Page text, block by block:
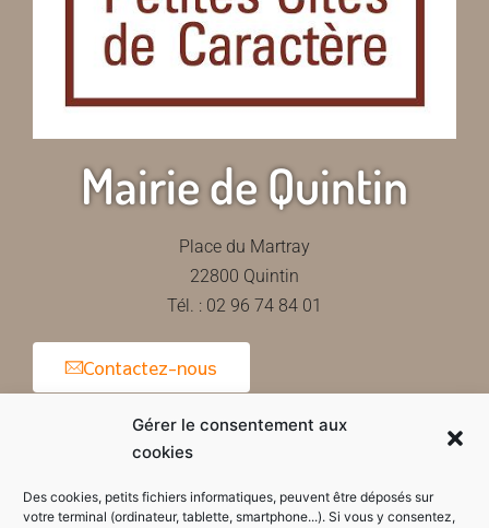
Gérer le consentement aux
cookies
Des cookies, petits fichiers informatiques, peuvent être déposés sur
votre terminal (ordinateur, tablette, smartphone...). Si vous y consentez,
Mairie de Quintin
Place du Martray
22800 Quintin
Tél. : 02 96 74 84 01
Contactez-nous
Horaires d'ouverture de la mairie